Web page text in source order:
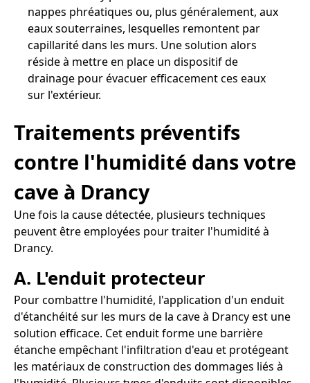
nappes phréatiques ou, plus généralement, aux
eaux souterraines, lesquelles remontent par
capillarité dans les murs. Une solution alors
réside à mettre en place un dispositif de
drainage pour évacuer efficacement ces eaux
sur l'extérieur.
Traitements préventifs
contre l'humidité dans votre
cave à Drancy
Une fois la cause détectée, plusieurs techniques
peuvent être employées pour traiter l'humidité à
Drancy.
A. L'enduit protecteur
Pour combattre l'humidité, l'application d'un enduit
d'étanchéité sur les murs de la cave à Drancy est une
solution efficace. Cet enduit forme une barrière
étanche empêchant l'infiltration d'eau et protégeant
les matériaux de construction des dommages liés à